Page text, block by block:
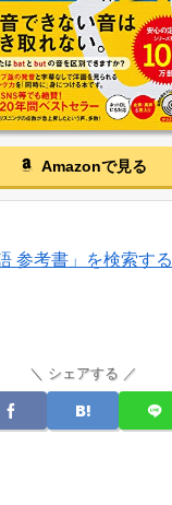
Amazonで見る
参考書」を検索する
＼ シェアする ／